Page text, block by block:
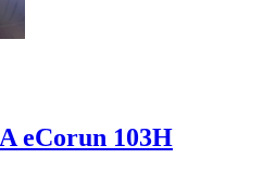
eCorun 103H